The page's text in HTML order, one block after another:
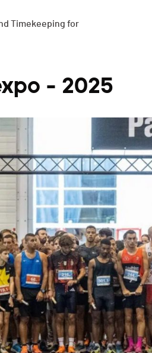
Timekeeping for
- 2025